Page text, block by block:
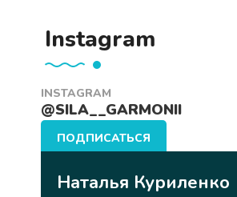
Instagram
INSTAGRAM
@SILA__GARMONII
ПОДПИСАТЬСЯ
Наши психологи
Наталья Куриленко